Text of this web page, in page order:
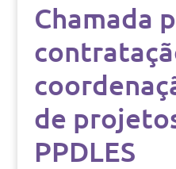
Chamada
de
PPDLES